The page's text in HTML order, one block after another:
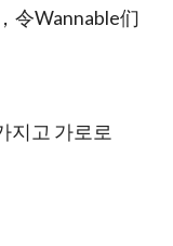
令Wannable们
지고 가로로